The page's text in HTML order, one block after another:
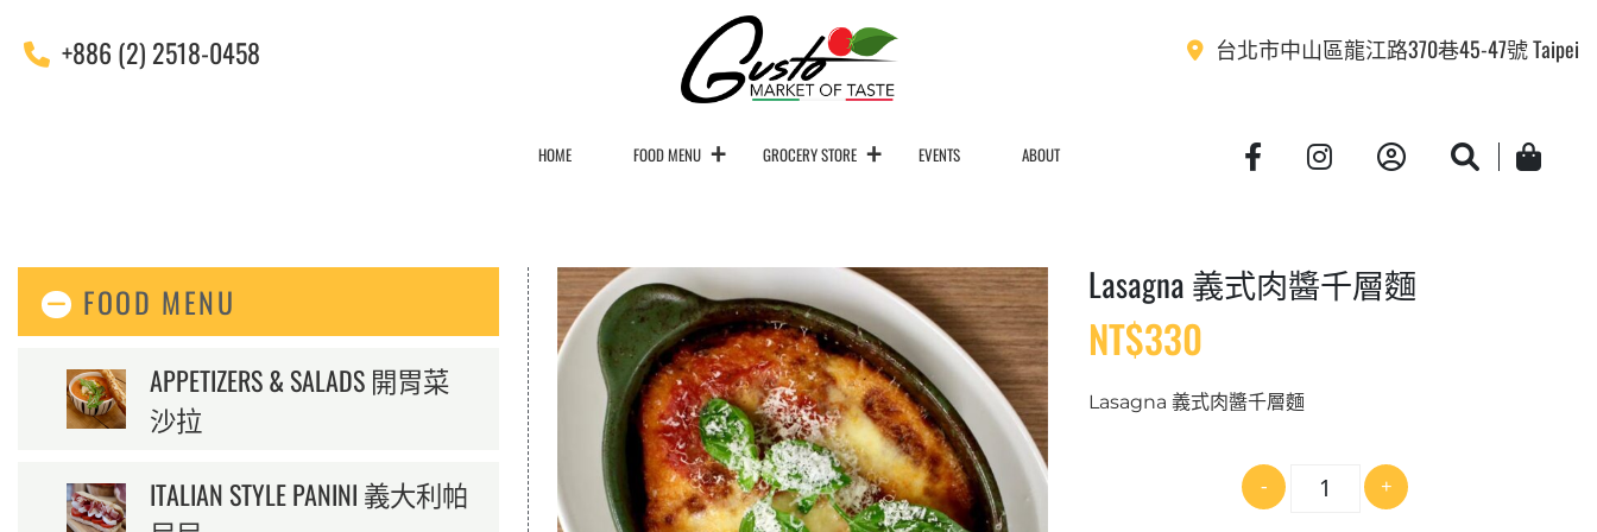
+886 (2) 2518-0458 台北市中山區龍江路370巷45-47號 Taipei
HOME FOOD MENU GROCERY STORE EVENTS ABOUT Account SearchCart
FOOD MENU
APPETIZERS & SALADS 開胃菜
沙拉
ITALIAN STYLE PANINI 義大利帕
Lasagna 義式肉醬千層麵
NT$330
Lasagna 義式肉醬千層麵
-
數
量
+